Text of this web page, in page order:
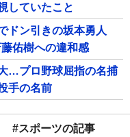
していたこと
ドン引きの坂本勇人
佑樹への違和感
…プロ野球屈指の名捕
手の名前
#スポーツの記事